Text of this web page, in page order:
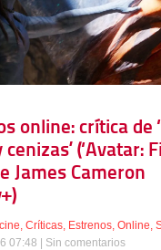
online: crítica de
(‘Avatar:
James Cameron
cine, Críticas, Estrenos, Online,
07:48 | Sin comentarios